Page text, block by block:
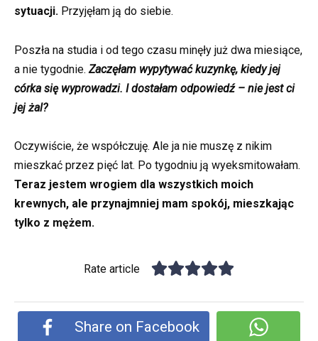
sytuacji. Przyjęłam ją do siebie.
Poszła na studia i od tego czasu minęły już dwa miesiące,
a nie tygodnie. Zaczęłam wypytywać kuzynkę, kiedy jej
córka się wyprowadzi. I dostałam odpowiedź – nie jest ci
jej żal?
Oczywiście, że współczuję. Ale ja nie muszę z nikim
mieszkać przez pięć lat. Po tygodniu ją wyeksmitowałam.
Teraz jestem wrogiem dla wszystkich moich
krewnych, ale przynajmniej mam spokój, mieszkając
tylko z mężem.
Rate article
Share on Facebook